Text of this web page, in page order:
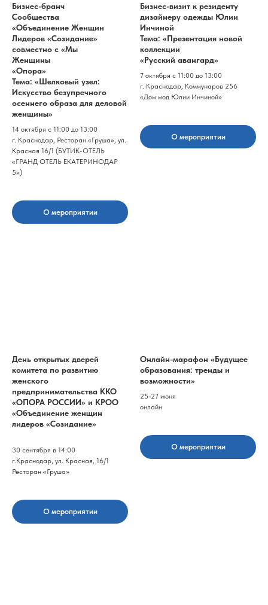
Бизнес-бранч
Сообщества
«Объединение Женщин
Лидеров «Созидание»
совместно с «Мы
Женщины
«Опора»
Тема: «Шелковый узел:
Искусство безупречного
осеннего образа для деловой
женщины»
14 октября с 11:00 до 13:00
г. Краснодар, Ресторан «Груша», ул.
Красная 16/1 (БУТИК-ОТЕЛЬ
«ГРАНД ОТЕЛЬ ЕКАТЕРИНОДАР
5»)
О мероприятии
Бизнес-визит к резиденту
дизайнеру одежды Юлии
Инчиной
Тема: «Презентация новой
коллекции
«Русский авангард»
7 октября с 11:00 до 13:00
г. Краснодар, Коммунаров 256
«Дом мод Юлии Инчиной»
О мероприятии
День открытых дверей
комитета по развитию
женского
предпринимательства ККО
«ОПОРА РОССИИ» и КРОО
«Объединение женщин
лидеров «Созидание»
30 сентября в 14:00
г.Краснодар, ул. Красная, 16/1
Ресторан «Груша»
О мероприятии
Онлайн-марафон «Будущее
образования: тренды и
возможности»
25-27 июня
онлайн
О мероприятии